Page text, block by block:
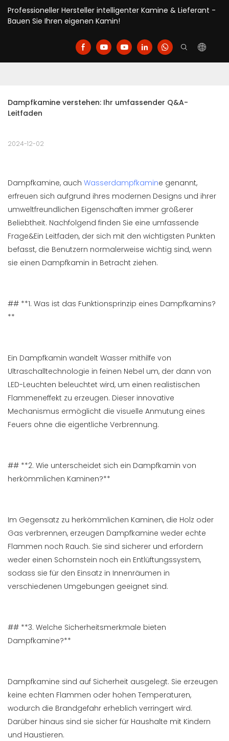
Professioneller Hersteller intelligenter Kamine & Lieferant -
Bauen Sie Ihren eigenen Kamin!
Dampfkamine verstehen: Ihr umfassender Q&A-
Leitfaden
2024-12-02
Dampfkamine, auch Wasserdampfkamine genannt,
erfreuen sich aufgrund ihres modernen Designs und ihrer
umweltfreundlichen Eigenschaften immer größerer
Beliebtheit. Nachfolgend finden Sie eine umfassende
Frage&Ein Leitfaden, der sich mit den wichtigsten Punkten
befasst, die Benutzern normalerweise wichtig sind, wenn
sie einen Dampfkamin in Betracht ziehen.
## **1. Was ist das Funktionsprinzip eines Dampfkamins?
**
Ein Dampfkamin wandelt Wasser mithilfe von
Ultraschalltechnologie in feinen Nebel um, der dann von
LED-Leuchten beleuchtet wird, um einen realistischen
Flammeneffekt zu erzeugen. Dieser innovative
Mechanismus ermöglicht die visuelle Anmutung eines
Feuers ohne die eigentliche Verbrennung.
## **2. Wie unterscheidet sich ein Dampfkamin von
herkömmlichen Kaminen?**
Im Gegensatz zu herkömmlichen Kaminen, die Holz oder
Gas verbrennen, erzeugen Dampfkamine weder echte
Flammen noch Rauch. Sie sind sicherer und erfordern
weder einen Schornstein noch ein Entlüftungssystem,
sodass sie für den Einsatz in Innenräumen in
verschiedenen Umgebungen geeignet sind.
## **3. Welche Sicherheitsmerkmale bieten
Dampfkamine?**
Dampfkamine sind auf Sicherheit ausgelegt. Sie erzeugen
keine echten Flammen oder hohen Temperaturen,
wodurch die Brandgefahr erheblich verringert wird.
Darüber hinaus sind sie sicher für Haushalte mit Kindern
und Haustieren.